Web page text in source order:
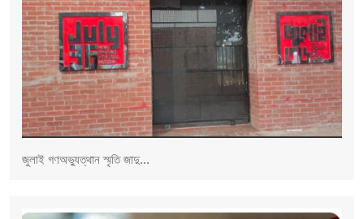
জুলাই গণঅভ্যুত্থান স্মৃতি জাদু...